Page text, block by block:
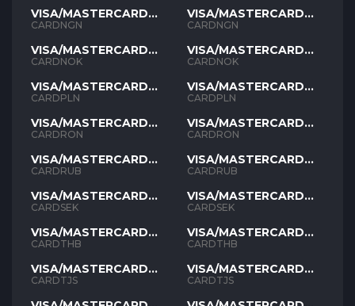
VISA/MASTERCARD
NGN
CARDNGN
VISA/MASTERCARD
NOK
CARDNOK
VISA/MASTERCARD
PLN
CARDPLN
VISA/MASTERCARD
RON
CARDRON
VISA/MASTERCARD
RUB
CARDRUB
VISA/MASTERCARD
SEK
CARDSEK
VISA/MASTERCARD
THB
CARDTHB
VISA/MASTERCARD
TJS
CARDTJS
VISA/MASTERCARD
NGN
CARDNGN
VISA/MASTERCARD
NOK
CARDNOK
VISA/MASTERCARD
PLN
CARDPLN
VISA/MASTERCARD
RON
CARDRON
VISA/MASTERCARD
RUB
CARDRUB
VISA/MASTERCARD
SEK
CARDSEK
VISA/MASTERCARD
THB
CARDTHB
VISA/MASTERCARD
TJS
CARDTJS